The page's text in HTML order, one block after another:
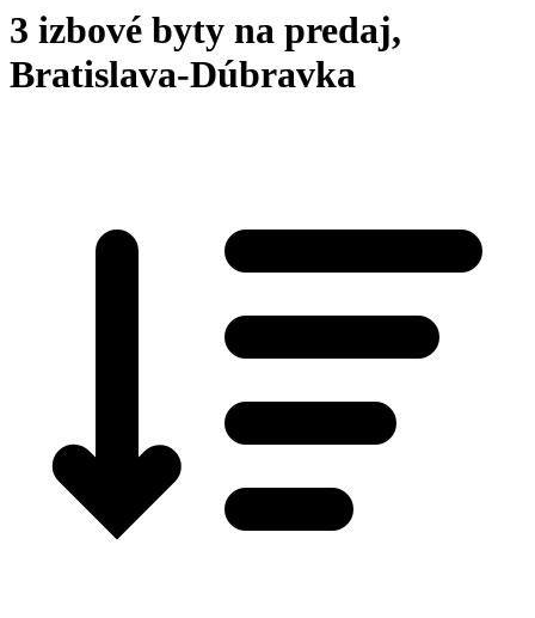
3 izbové byty na predaj,
Bratislava-Dúbravka